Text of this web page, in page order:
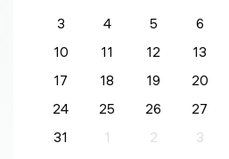
3
4 5 6
10
11 12 13
17
18 19 20
24
25 26 27
31
1 2 3